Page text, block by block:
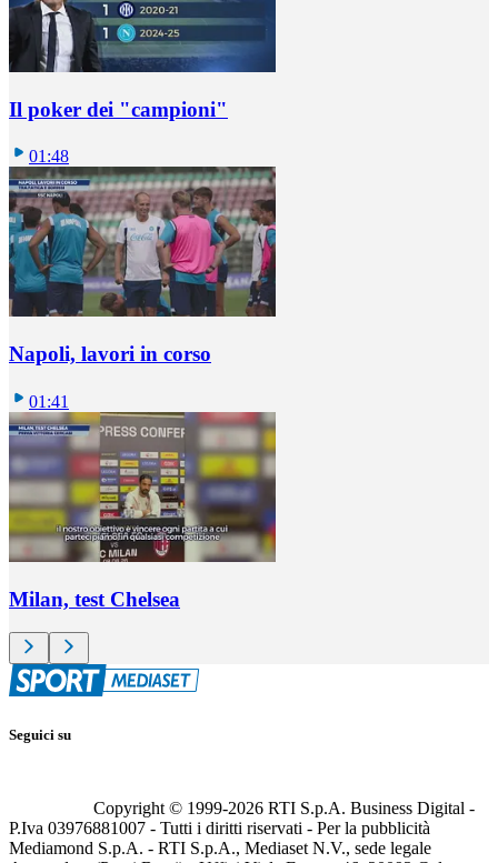
Il poker dei "campioni"
01:48
Napoli, lavori in corso
01:41
Milan, test Chelsea
Seguici su
Copyright © 1999-2026 RTI S.p.A. Business Digital -
P.Iva 03976881007 - Tutti i diritti riservati - Per la pubblicità
Mediamond S.p.A. - RTI S.p.A., Mediaset N.V., sede legale